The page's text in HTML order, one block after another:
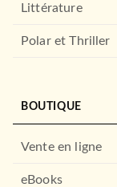
Littérature
Polar et Thriller
BOUTIQUE
Vente en ligne
eBooks